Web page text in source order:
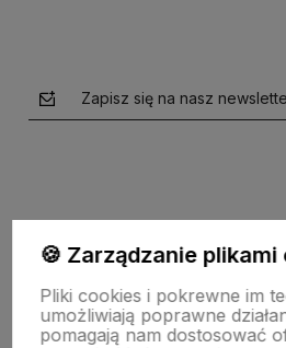
Zapisz się na nasz
polityce prywatności
🍪 Zarządzanie plikami
Pliki cookies i pokrewne im
umożliwiają poprawne
pomagają nam dostosować